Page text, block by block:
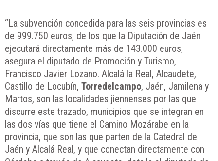
“La subvención concedida para las seis provincias es
de 999.750 euros, de los que la Diputación de Jaén
ejecutará directamente más de 143.000 euros,
asegura el diputado de Promoción y Turismo,
Francisco Javier Lozano. Alcalá la Real, Alcaudete,
Castillo de Locubín, Torredelcampo, Jaén, Jamilena y
Martos, son las localidades jiennenses por las que
discurre este trazado, municipios que se integran en
las dos vías que tiene el Camino Mozárabe en la
provincia, que son las que parten de la Catedral de
Jaén y Alcalá Real, y que conectan directamente con